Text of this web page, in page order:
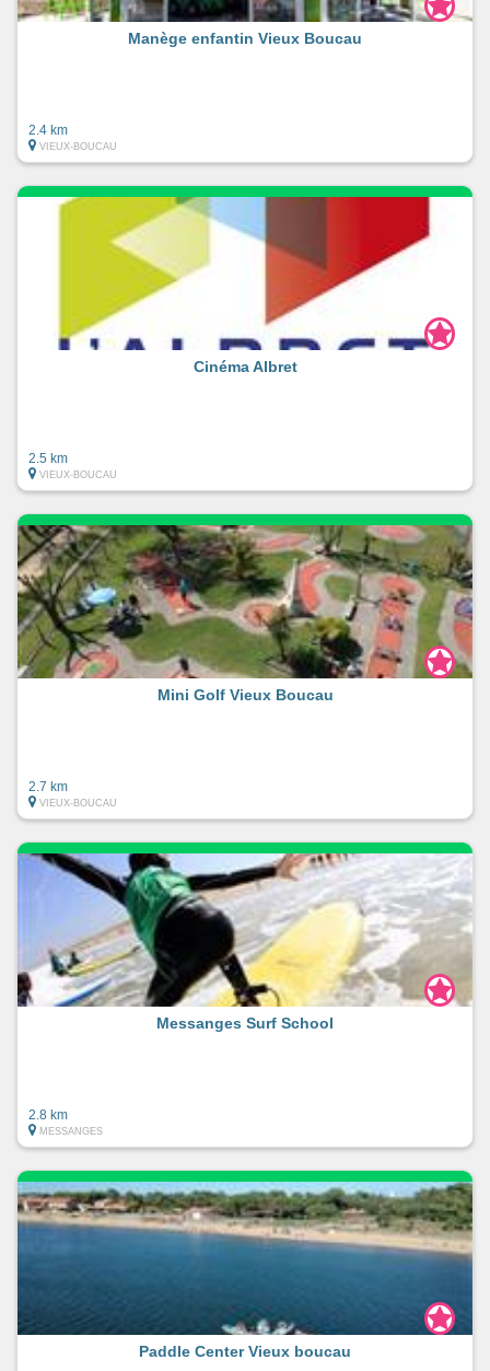
Manège enfantin Vieux Boucau
2.4 km
VIEUX-BOUCAU
Cinéma Albret
2.5 km
VIEUX-BOUCAU
Mini Golf Vieux Boucau
2.7 km
VIEUX-BOUCAU
Messanges Surf School
2.8 km
MESSANGES
Paddle Center Vieux boucau